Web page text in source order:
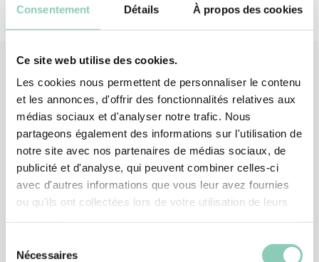
Consentement Détails À propos des cookies
Ce site web utilise des cookies.
Les cookies nous permettent de personnaliser le contenu
et les annonces, d'offrir des fonctionnalités relatives aux
médias sociaux et d'analyser notre trafic. Nous
partageons également des informations sur l'utilisation de
notre site avec nos partenaires de médias sociaux, de
publicité et d'analyse, qui peuvent combiner celles-ci
avec d'autres informations que vous leur avez fournies
ou qu'ils ont collectées lors de votre utilisation de leurs
Nécessaires
Produits associés